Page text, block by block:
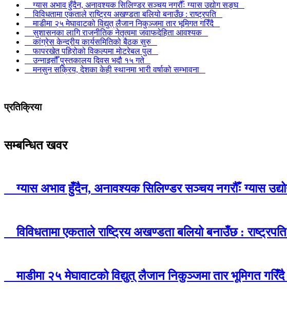
ग्यास अभाव हुँदैन, अनावश्यक सिलिण्डर सञ्चय नगरौँः ग्यास उद्योग सङ्घ
विविधतामा एकताले राष्ट्रिय अखण्डता बलियो बनाउँछ : राष्ट्रपति
माडीमा २५ मेघावाटको विद्युत् लैजान निकुञ्जमा तार भूमिगत गरिँदै
सुशासनका लागि राजनीतिक नेतृत्वमा जवाफदेहिता आवश्यक
कांग्रेस केन्द्रीय कार्यसमितिको बैठक सुरु
फापरखेत पहिरोको विकल्पमा मोटरेबल पुल
उन्नाइसौँ पुस्तकालय दिवस भदौ १५ गते
मनसुन सक्रिय, देशका केही स्थानमा भारी वर्षाको सम्भावना
प्रतिक्रिया
सम्बन्धित खवर
ग्यास अभाव हुँदैन, अनावश्यक सिलिण्डर सञ्चय नगरौँः ग्यास
विविधतामा एकताले राष्ट्रिय अखण्डता बलियो बनाउँछ :
माडीमा २५ मेघावाटको विद्युत् लैजान निकुञ्जमा तार भूमिगत गरिँदै